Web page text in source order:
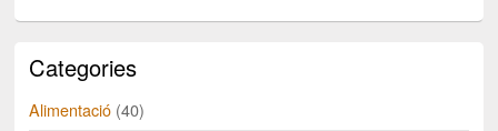
Categories
Alimentació (40)